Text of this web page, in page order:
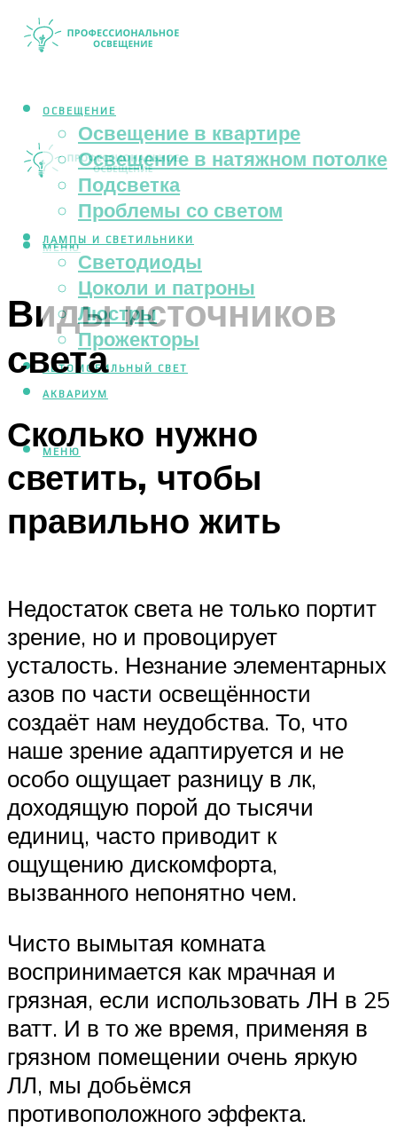
ОСВЕЩЕНИЕ
Освещение в квартире
Освещение в натяжном потолке
Подсветка
Проблемы со светом
ЛАМПЫ И СВЕТИЛЬНИКИ
Светодиоды
Цоколи и патроны
Люстры
Прожекторы
АВТОМОБИЛЬНЫЙ СВЕТ
АКВАРИУМ
МЕНЮ
МЕНЮ
Виды источников
света
Сколько нужно
светить, чтобы
правильно жить
Недостаток света не только портит
зрение, но и провоцирует
усталость. Незнание элементарных
азов по части освещённости
создаёт нам неудобства. То, что
наше зрение адаптируется и не
особо ощущает разницу в лк,
доходящую порой до тысячи
единиц, часто приводит к
ощущению дискомфорта,
вызванного непонятно чем.
Чисто вымытая комната
воспринимается как мрачная и
грязная, если использовать ЛН в 25
ватт. И в то же время, применяя в
грязном помещении очень яркую
ЛЛ, мы добьёмся
противоположного эффекта.